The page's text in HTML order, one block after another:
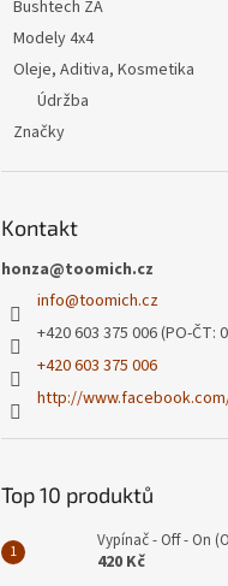
Bushtech ZA
Modely 4x4
Oleje, Aditiva, Kosmetika
Údržba
Značky
Kontakt
honza@toomich.cz
info@toomich.cz
+420 603 375 006 (PO-ČT:
+420 603 375 006
http://
Top 10 produktů
Vypínač - Off - On
420 Kč